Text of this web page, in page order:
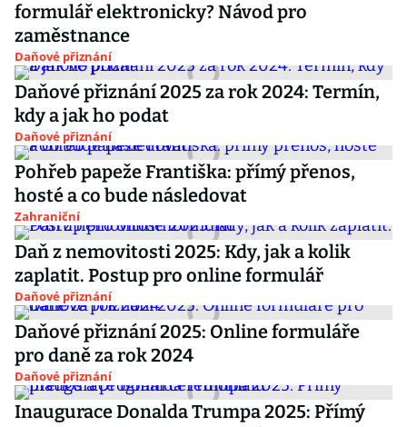
formulář elektronicky? Návod pro
zaměstnance
Daňové přiznání
Daňové přiznání 2025 za rok 2024: Termín,
kdy a jak ho podat
Daňové přiznání
Pohřeb papeže Františka: přímý přenos,
hosté a co bude následovat
Zahraniční
Daň z nemovitosti 2025: Kdy, jak a kolik
zaplatit. Postup pro online formulář
Daňové přiznání
Daňové přiznání 2025: Online formuláře
pro daně za rok 2024
Daňové přiznání
Inaugurace Donalda Trumpa 2025: Přímý